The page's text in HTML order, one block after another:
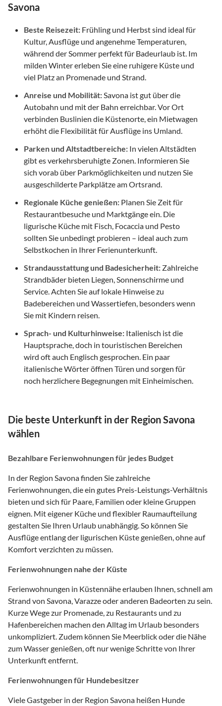
Savona
Beste Reisezeit: Frühling und Herbst sind ideal für
Kultur, Ausflüge und angenehme Temperaturen,
während der Sommer perfekt für Badeurlaub ist. Im
milden Winter erleben Sie eine ruhigere Küste und
viel Platz an Promenade und Strand.
Anreise und Mobilität:Savona ist gut über die
Autobahn und mit der Bahn erreichbar. Vor Ort
verbinden Buslinien die Küstenorte, ein Mietwagen
erhöht die Flexibilität für Ausflüge ins Umland.
Parken und Altstadtbereiche: In vielen Altstädten
gibt es verkehrsberuhigte Zonen. Informieren Sie
sich vorab über Parkmöglichkeiten und nutzen Sie
ausgeschilderte Parkplätze am Ortsrand.
Regionale Küche genießen: Planen Sie Zeit für
Restaurantbesuche und Marktgänge ein. Die
ligurische Küche mit Fisch, Focaccia und Pesto
sollten Sie unbedingt probieren – ideal auch zum
Selbstkochen in Ihrer Ferienunterkunft.
Strandausstattung und Badesicherheit: Zahlreiche
Strandbäder bieten Liegen, Sonnenschirme und
Service. Achten Sie auf lokale Hinweise zu
Badebereichen und Wassertiefen, besonders wenn
Sie mit Kindern reisen.
Sprach- und Kulturhinweise: Italienisch ist die
Hauptsprache, doch in touristischen Bereichen
wird oft auch Englisch gesprochen. Ein paar
italienische Wörter öffnen Türen und sorgen für
noch herzlichere Begegnungen mit Einheimischen.
Die beste Unterkunft in der Region Savona
wählen
Bezahlbare Ferienwohnungen für jedes Budget
In der Region Savona finden Sie zahlreiche
Ferienwohnungen, die ein gutes Preis-Leistungs-Verhältnis
bieten und sich für Paare, Familien oder kleine Gruppen
eignen. Mit eigener Küche und flexibler Raumaufteilung
gestalten Sie Ihren Urlaub unabhängig. So können Sie
Ausflüge entlang der ligurischen Küste genießen, ohne auf
Komfort verzichten zu müssen.
Ferienwohnungen nahe der Küste
Ferienwohnungen in Küstennähe erlauben Ihnen, schnell am
Strand von Savona, Varazze oder anderen Badeorten zu sein.
Kurze Wege zur Promenade, zu Restaurants und zu
Hafenbereichen machen den Alltag im Urlaub besonders
unkompliziert. Zudem können Sie Meerblick oder die Nähe
zum Wasser genießen, oft nur wenige Schritte von Ihrer
Unterkunft entfernt.
Ferienwohnungen für Hundebesitzer
Viele Gastgeber in der Region Savona heißen Hunde